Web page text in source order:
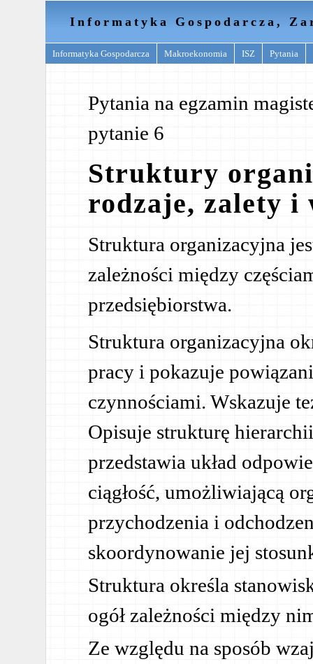
Informatyka Gospodarcza,
Informatyka Gospodarcza Makroekonomia ISZ Pytania
Pytania na egzamin
pytanie 6
Struktury
rodzaje, zalety i
Struktura organizacyjna
zależności między
przedsiębiorstwa.
Struktura organizacyjna
pracy i pokazuje
czynnościami. Wskazuje
Opisuje strukturę
przedstawia układ
ciągłość, umożliwiającą
przychodzenia i
skoordynowanie jej
Struktura określa
ogół zależności między
Ze względu na sposób